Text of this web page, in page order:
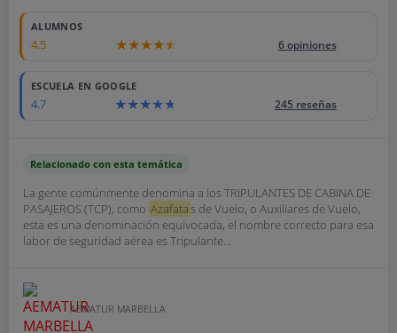
ALUMNOS
4.5 6 opiniones
ESCUELA EN GOOGLE
4.7 245 reseñas
Relacionado con esta temática
La gente comúnmente denomina a los TRIPULANTES DE CABINA DE
PASAJEROS (TCP), como Azafatas de Vuelo, o Auxiliares de Vuelo,
esta es una denominación equivocada, el nombre correcto para esa
labor de seguridad aérea es Tripulante...
AEMATUR MARBELLA